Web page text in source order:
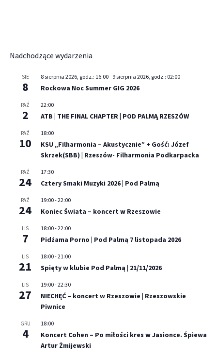
Nadchodzące wydarzenia
SIE
8
8 sierpnia 2026, godz.: 16:00- 9 sierpnia 2026, godz.: 02:00
Rockowa Noc Summer GIG 2026
PAŹ
2
22:00
ATB | THE FINAL CHAPTER | POD PALMĄ RZESZÓW
PAŹ
10
18:00
KSU „Filharmonia – Akustycznie” + Gość: Józef
Skrzek(SBB) | Rzeszów- Filharmonia Podkarpacka
PAŹ
24
17:30
Cztery Smaki Muzyki 2026 | Pod Palmą
PAŹ
24
19:00-22:00
Koniec Świata – koncert w Rzeszowie
LIS
7
18:00-22:00
Pidżama Porno | Pod Palmą 7 listopada 2026
LIS
21
18:00-21:00
Spięty w klubie Pod Palmą | 21/11/2026
LIS
27
19:00-22:30
NIECHĘĆ – koncert w Rzeszowie | Rzeszowskie
Piwnice
GRU
4
18:00
Koncert Cohen – Po miłości kres w Jasionce. Śpiewa
Artur Żmijewski